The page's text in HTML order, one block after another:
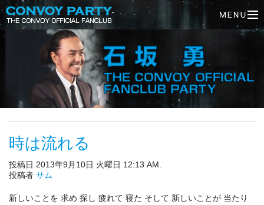
時は流れる
投稿日 2013年9月10日 火曜日 12:13 AM.
投稿者 サム
新しいことを 求め 探し 疲れて 寝た そして 新しいことが 当たり